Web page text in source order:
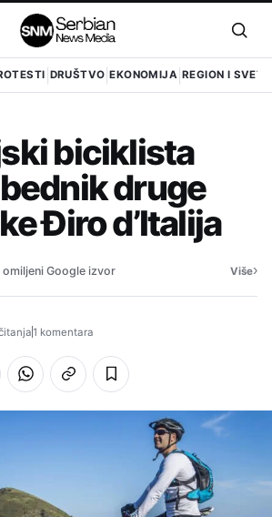
DRUŠTVO EKONOMIJA REGION I SVET
biciklista
druge
Điro d’Italija
omiljeni Google izvor Više›
1 komentara